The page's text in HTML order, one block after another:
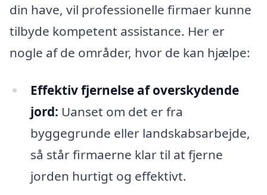
din have, vil professionelle firmaer kunne
tilbyde kompetent assistance. Her er
nogle af de områder, hvor de kan hjælpe:
Effektiv fjernelse af overskydende
jord: Uanset om det er fra
byggegrunde eller landskabsarbejde,
så står firmaerne klar til at fjerne
jorden hurtigt og effektivt.